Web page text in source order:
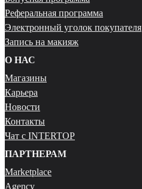
Реферальная программа
Электронный уголок покупателя
Запись на макияж
О НАС
Магазины
Карьера
Новости
Контакты
Чат с INTERTOP
ПАРТНЕРАМ
Marketplace
Agency